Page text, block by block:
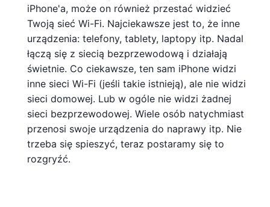
iPhone'a, może on również przestać widzieć
Twoją sieć Wi-Fi. Najciekawsze jest to, że inne
urządzenia: telefony, tablety, laptopy itp. Nadal
łączą się z siecią bezprzewodową i działają
świetnie. Co ciekawsze, ten sam iPhone widzi
inne sieci Wi-Fi (jeśli takie istnieją), ale nie widzi
sieci domowej. Lub w ogóle nie widzi żadnej
sieci bezprzewodowej. Wiele osób natychmiast
przenosi swoje urządzenia do naprawy itp. Nie
trzeba się spieszyć, teraz postaramy się to
rozgryźć.